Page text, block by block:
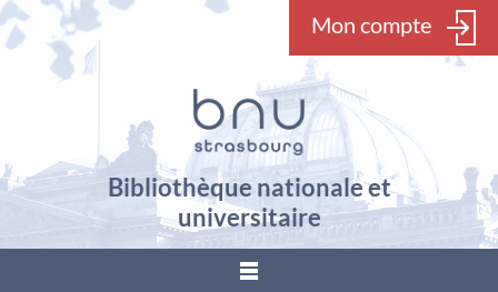
Mon compte
Bibliothèque nationale et
universitaire
???